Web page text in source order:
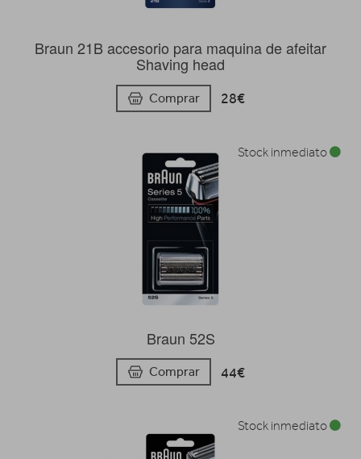
Braun 21B accesorio para maquina de afeitar
Shaving head
Comprar 28€
Braun 52S
Comprar 44€
Stock inmediato
Stock inmediato